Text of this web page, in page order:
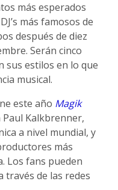
más esperados
más famosos de
después de diez
Serán cinco
sus estilos en lo que
musical.
este año Magik
Kalkbrenner,
a nivel mundial, y
más
Los fans pueden
través de las redes